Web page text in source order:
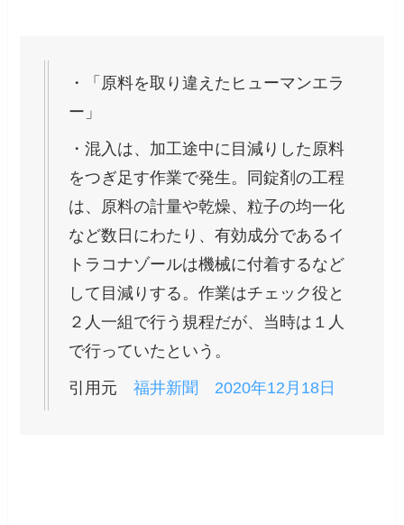
・「原料を取り違えたヒューマンエラ
ー」
・混入は、加工途中に目減りした原料
をつぎ足す作業で発生。同錠剤の工程
は、原料の計量や乾燥、粒子の均一化
など数日にわたり、有効成分であるイ
トラコナゾールは機械に付着するなど
して目減りする。作業はチェック役と
２人一組で行う規程だが、当時は１人
で行っていたという。
引用元福井新聞 2020年12月18日